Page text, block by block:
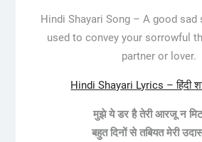
Hindi Shayari Song – A good sad
used to convey your sorrowful
partner or lover.
Hindi Shayari Lyrics – हिंदी
मुझे ये डर है तेरी आरजू न
बहुत दिनों से तबियत मेरी